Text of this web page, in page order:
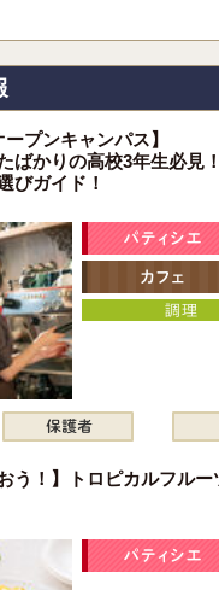
プンキャンパス】
ばかりの高校3年生必見！
びガイド！
う！】トロピカルフルー